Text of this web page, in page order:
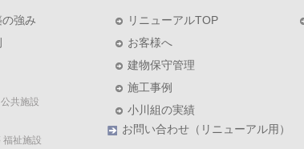
強み
共施設
福祉施設
リニューアルTOP
お客様へ
建物保守管理
施工事例
小川組の実績
お問い合わせ（リニューアル用）